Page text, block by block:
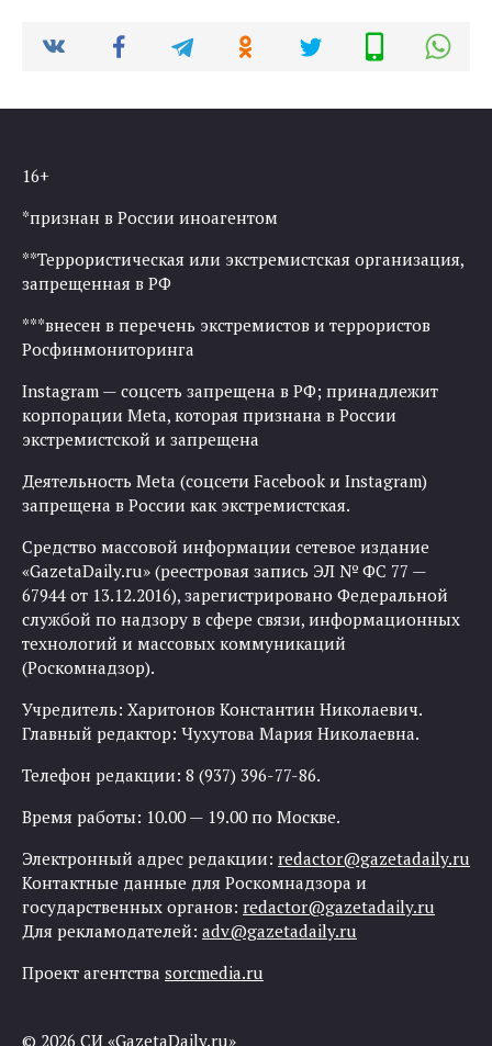
16+
*признан в России иноагентом
**Террористическая или экстремистская организация,
запрещенная в РФ
***внесен в перечень экстремистов и террористов
Росфинмониторинга
Instagram — соцсеть запрещена в РФ; принадлежит
корпорации Meta, которая признана в России
экстремистской и запрещена
Деятельность Meta (соцсети Facebook и Instagram)
запрещена в России как экстремистская.
Средство массовой информации сетевое издание
«GazetaDaily.ru» (реестровая запись ЭЛ № ФС 77 —
67944 от 13.12.2016), зарегистрировано Федеральной
службой по надзору в сфере связи, информационных
технологий и массовых коммуникаций
(Роскомнадзор).
Учредитель: Харитонов Константин Николаевич.
Главный редактор: Чухутова Мария Николаевна.
Телефон редакции: 8 (937) 396-77-86.
Время работы: 10.00 — 19.00 по Москве.
Электронный адрес редакции: redactor@gazetadaily.ru
Контактные данные для Роскомнадзора и
государственных органов: redactor@gazetadaily.ru
Для рекламодателей: adv@gazetadaily.ru
Проект агентства sorcmedia.ru
© 2026 СИ «GazetaDaily.ru»